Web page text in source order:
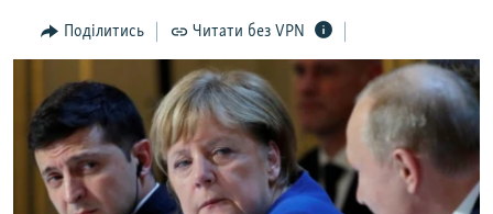
Перейти
до
пошуку
ПОГЛЯД
ІНТЕРВ'Ю
ВСЕ ЗА ДЕНЬ
СПЕЦПРОЕКТИ
ДЕПОРТАЦІЯ
ЯК ОБІЙТИ БЛОКУВАННЯ
Поділитись Читати без VPN